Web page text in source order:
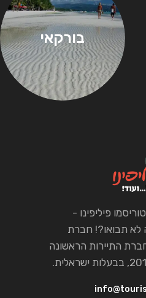
בורקאי
פיליפינו -
לא תבואו?! חברת
חברת התיירות הראשונה